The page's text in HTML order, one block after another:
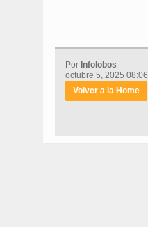
Por Infolobos
octubre 5, 2025 08:06
Volver a la Home